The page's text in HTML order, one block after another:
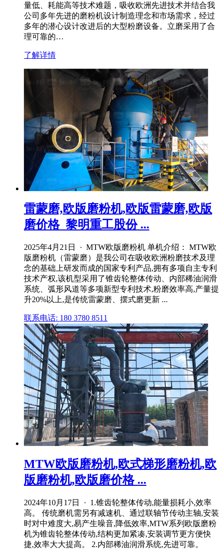
量低、耗能高等技术难题，吸收欧洲先进技术并结合我
公司多年先进的磨粉机设计制造理念和市场需求，经过
多年的潜心设计改进后的大型粉磨设备。立磨采用了合
理可靠的…
了解详情
雷蒙磨,欧版磨粉机,欧版雷蒙磨,欧版
磨价格_黎明重工股份 ...
2025年4月21日 · MTW欧版磨粉机 单机介绍： MTW欧
版磨粉机（雷蒙磨）是我公司在吸收欧洲粉磨技术及理
念的基础上研发而成的国家专利产品,拥有多项自主专利
技术产权,该机型采用了锥齿轮整体传动、内部稀油润滑
系统、弧形风道等多项新型专利技术,粉磨效率高,产量提
升20%以上,是传统雷蒙磨、摆式磨更新 ...
联系电话: 180 3780 8511
MTW欧版磨粉机,欧式梯形磨粉机,欧
版磨粉机,欧版磨价格 ...
2024年10月17日 · 1.锥齿轮整体传动,能量损耗小,效率
高。 传统磨机需另有减速机、通过联轴节传动主轴,安装
时对中难度大,易产生噪音,降低效率,MTW系列欧版磨粉
机为锥齿轮整体传动,结构更加紧凑,安装调节更方便快
捷,效率大大提高。 2.内部稀油润滑系统,先进可靠。